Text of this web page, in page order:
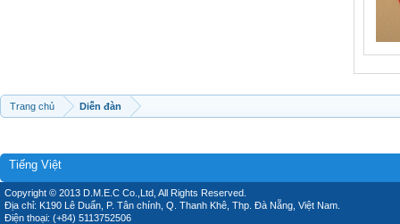
Trang chủ Diễn đàn
Tiếng Việt
Copyright © 2013 D.M.E.C Co.,Ltd, All Rights Reserved.
Địa chỉ: K190 Lê Duẩn, P. Tân chính, Q. Thanh Khê, Thp. Đà Nẵng, Việt Nam.
Điện thoại: (+84) 5113752506